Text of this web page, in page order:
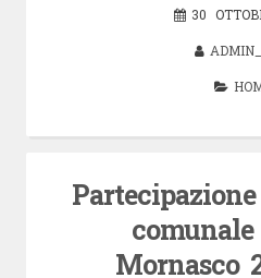
30
Mornasco